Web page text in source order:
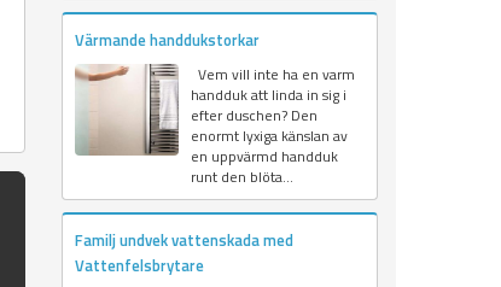
Värmande handdukstorkar
Vem vill inte ha en varm
handduk att linda in sig i
efter duschen? Den
enormt lyxiga känslan av
en uppvärmd handduk
runt den blöta...
Familj undvek vattenskada med
Vattenfelsbrytare